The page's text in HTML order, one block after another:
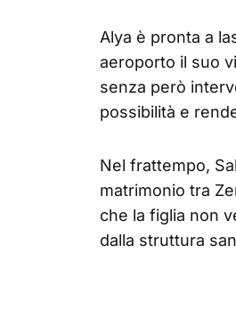
Alya è pronta a
aeroporto il suo
senza però
possibilità e
Nel frattempo,
matrimonio tra
che la figlia non
dalla struttura